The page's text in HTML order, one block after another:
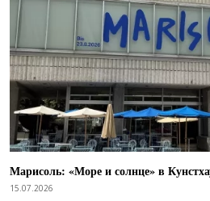
Марисоль: «Море и солнце» в
15.07.2026